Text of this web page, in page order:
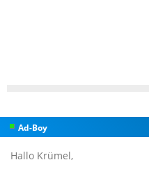
Ad-Boy
Hallo Krümel,